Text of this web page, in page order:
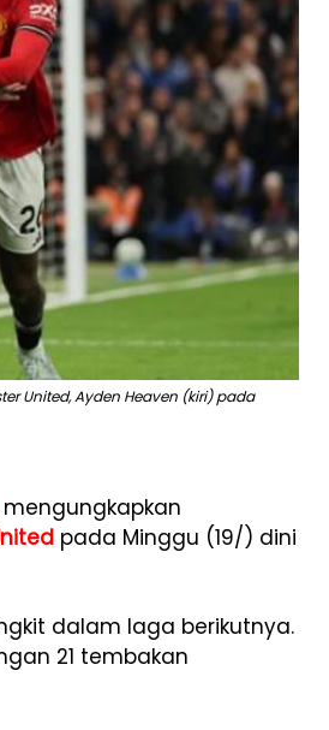
United, Ayden Heaven (kiri) pada
mengungkapkan
pada Minggu (19/) dini
dalam laga berikutnya.
21 tembakan